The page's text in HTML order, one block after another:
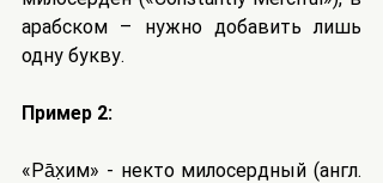
арабском – нужно добавить лишь
одну букву.
Пример 2:
«Ра̄х̣им» - некто милосердный (англ.